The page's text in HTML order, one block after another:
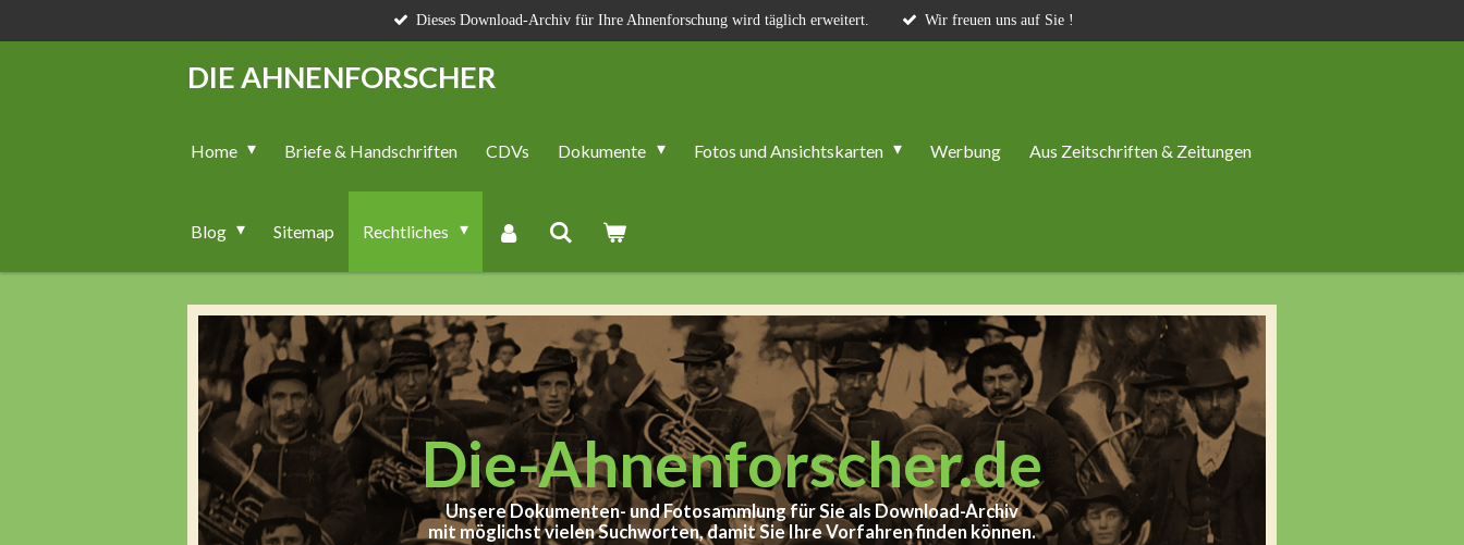
Hauptinhalt
Dieses Download-Archiv für Ihre Ahnenforschung wird täglich erweitert. Wir freuen uns auf Sie !
DIE AHNENFORSCHER
Home Briefe & Handschriften CDVs Dokumente Fotos und Ansichtskarten Werbung Aus Zeitschriften & Zeitungen
Blog Sitemap Rechtliches
Die-Ahnenforscher.de
Unsere Dokumenten- und Fotosammlung für Sie als Download-Archiv
mit möglichst vielen Suchworten, damit Sie Ihre Vorfahren finden können.